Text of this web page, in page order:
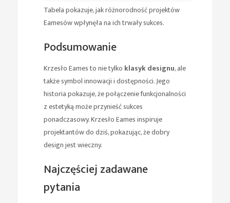
Tabela pokazuje, jak różnorodność projektów
Eamesów wpłynęła na ich trwały sukces.
Podsumowanie
Krzesło Eames to nie tylko klasyk designu, ale
także symbol innowacji i dostępności. Jego
historia pokazuje, że połączenie funkcjonalności
z estetyką może przynieść sukces
ponadczasowy. Krzesło Eames inspiruje
projektantów do dziś, pokazując, że dobry
design jest wieczny.
Najczęściej zadawane
pytania